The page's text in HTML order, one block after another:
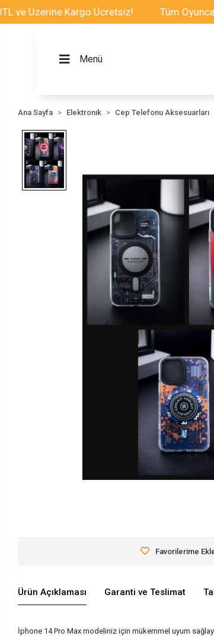
Kargo Ücretsiz! Tüm Oyuncaklarda
Menü
Ana Sayfa Elektronik Cep Telefonu Aksesuarları
Favorilerime
Ürün Açıklaması Garanti ve Teslimat
İphone 14 Pro Max modeliniz için mükemmel uyum